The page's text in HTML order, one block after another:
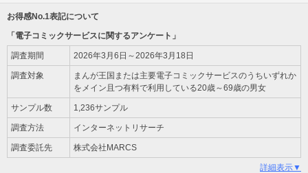
お得感No.1表記について
「電子コミックサービスに関するアンケート」
調査期間 2026年3月6日～2026年3月18日
調査対象
まんが王国または主要電子コミックサービスのうちいずれか
をメイン且つ有料で利用している20歳～69歳の男女
サンプル数 1,236サンプル
調査方法 インターネットリサーチ
調査委託先 株式会社MARCS
詳細表示▼